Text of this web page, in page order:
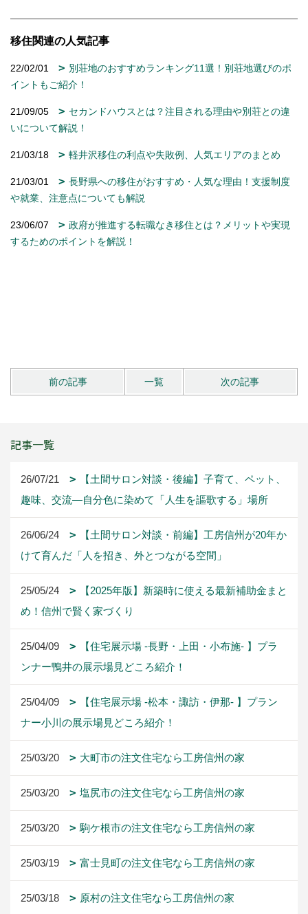
移住関連の人気記事
22/02/01
別荘地のおすすめランキング11選！別荘地選びのポ
イントもご紹介！
21/09/05
セカンドハウスとは？注目される理由や別荘との違
いについて解説！
21/03/18 軽井沢移住の利点や失敗例、人気エリアのまとめ
21/03/01
長野県への移住がおすすめ・人気な理由！支援制度
や就業、注意点についても解説
23/06/07
政府が推進する転職なき移住とは？メリットや実現
するためのポイントを解説！
前の記事 一覧 次の記事
記事一覧
26/07/21
【土間サロン対談・後編】子育て、ペット、
趣味、交流―自分色に染めて「人生を謳歌する」場所
26/06/24
【土間サロン対談・前編】工房信州が20年か
けて育んだ「人を招き、外とつながる空間」
25/05/24
【2025年版】新築時に使える最新補助金まと
め！信州で賢く家づくり
25/04/09
【住宅展示場 -長野・上田・小布施- 】プラ
ンナー鴨井の展示場見どころ紹介！
25/04/09
【住宅展示場 -松本・諏訪・伊那- 】プラン
ナー小川の展示場見どころ紹介！
25/03/20 大町市の注文住宅なら工房信州の家
25/03/20 塩尻市の注文住宅なら工房信州の家
25/03/20 駒ケ根市の注文住宅なら工房信州の家
25/03/19 富士見町の注文住宅なら工房信州の家
25/03/18 原村の注文住宅なら工房信州の家